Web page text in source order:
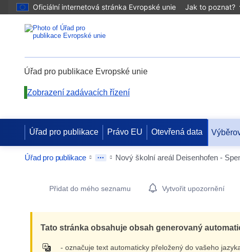
Oficiální internetová stránka Evropské unie Jak to poznat?
Úřad pro publikace Evropské unie
Zobrazení zadávacích řízení
Úřad pro publikace Právo EU Otevřená data
Úřad pro publikace Nový školní areál Deisenhofen -
Procurement Detail Actions Portlet
Přidat do mého seznamu Vytvořit upozornění
Tato stránka obsahuje obsah generovaný
- označuje text automaticky přeložený do vašeho